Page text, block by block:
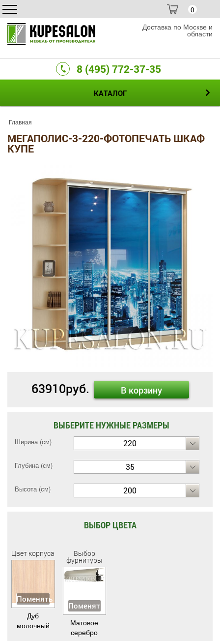
0
Доставка по Москве и
области
8 (495) 772-37-35
КАТАЛОГ
Главная
МЕГАПОЛИС-3-220-ФОТОПЕЧАТЬ ШКАФ
КУПЕ
63910руб. В корзину
ВЫБЕРИТЕ НУЖНЫЕ РАЗМЕРЫ
Ширина (см) 220
Глубина (см) 35
Высота (см) 200
ВЫБОР ЦВЕТА
Цвет корпуса
Поменять
Дуб
молочный
Выбор
фурнитуры
Поменять
Матовое
серебро